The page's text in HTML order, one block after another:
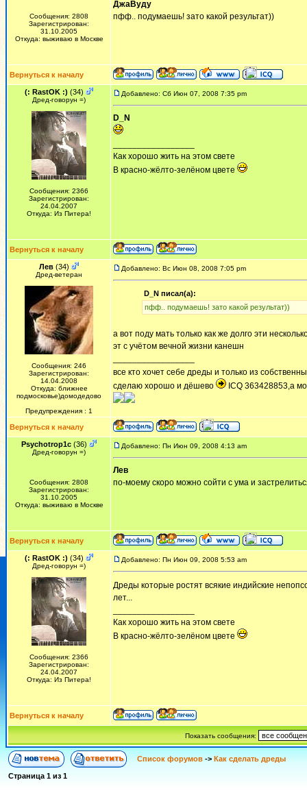
Сообщения: 2808
Зарегистрирован:
31.10.2005
Откуда: выживаю в Москве
ДжаВуду
пфф.. подумаешь! зато какой результат))
Вернуться к началу
(: RastOK :) (34)
Дред-говорун =)
Сообщения: 2366
Зарегистрирован:
24.04.2007
Откуда: Из Питера!
Добавлено: Сб Июн 07, 2008 7:35 pm
D_N
Как хорошо жить на этом свете
В красно-жёлто-зелёном цвете
Вернуться к началу
Лев (34)
Дред-ветеран
Сообщения: 246
Зарегистрирован:
14.04.2008
Откуда: ближнее
подмосковье)домодедово
Предупреждения : 1
Добавлено: Вс Июн 08, 2008 7:05 pm
D_N писал(а):
пфф.. подумаешь! зато какой результат))
а вот поду мать только как же долго эти
эт с учётом вечной жизни канешн
все кто хочет себе дреды и только из
сделаю хорошо и дёшево
ICQ 363428853,а
Вернуться к началу
Psychotrop1c (36)
Дред-говорун =)
Сообщения: 2808
Зарегистрирован:
31.10.2005
Откуда: выживаю в Москве
Добавлено: Пн Июн 09, 2008 4:13 am
Лев
по-моему скоро можно сойти с ума и
Вернуться к началу
(: RastOK :) (34)
Дред-говорун =)
Сообщения: 2366
Зарегистрирован:
24.04.2007
Откуда: Из Питера!
Добавлено: Пн Июн 09, 2008 5:53 am
Дреды которые ростят всякие индийские
лет...
Как хорошо жить на этом свете
В красно-жёлто-зелёном цвете
Вернуться к началу
Показать сообщения:
Список форумов -> Как сделать дреды
Страница 1 из 1